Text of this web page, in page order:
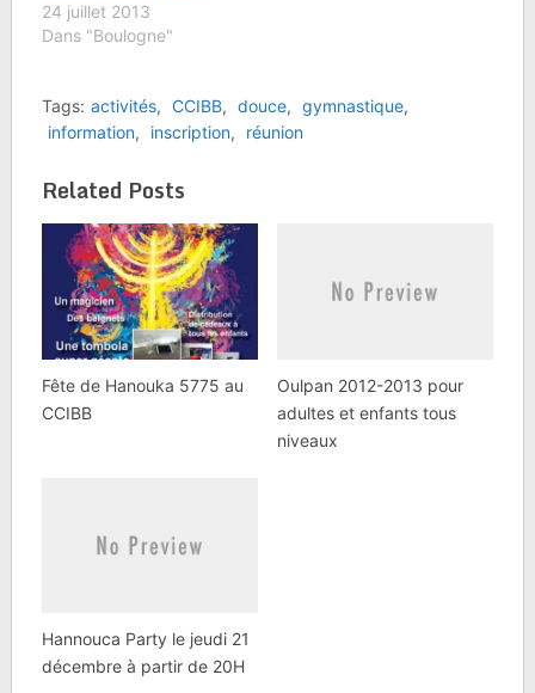
24 juillet 2013
Dans "Boulogne"
Tags: activités, CCIBB, douce, gymnastique,
information, inscription, réunion
Related Posts
Fête de Hanouka 5775 au
CCIBB
Oulpan 2012-2013 pour
adultes et enfants tous
niveaux
Hannouca Party le jeudi 21
décembre à partir de 20H